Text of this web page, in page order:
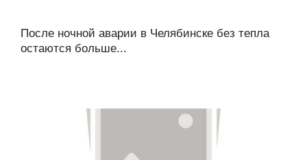
После ночной аварии в Челябинске без тепла
остаются больше...